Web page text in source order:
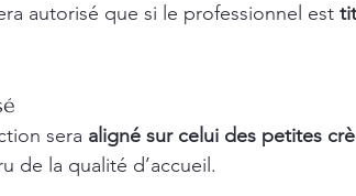
autorisé que si le professionnel est
sera aligné sur celui des petites
de la qualité d’accueil.